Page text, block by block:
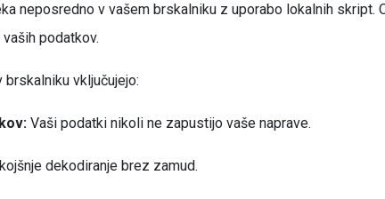
neposredno v vašem brskalniku z uporabo lokalnih skript.
podatkov.
vključujejo:
Vaši podatki nikoli ne zapustijo vaše naprave.
dekodiranje brez zamud.